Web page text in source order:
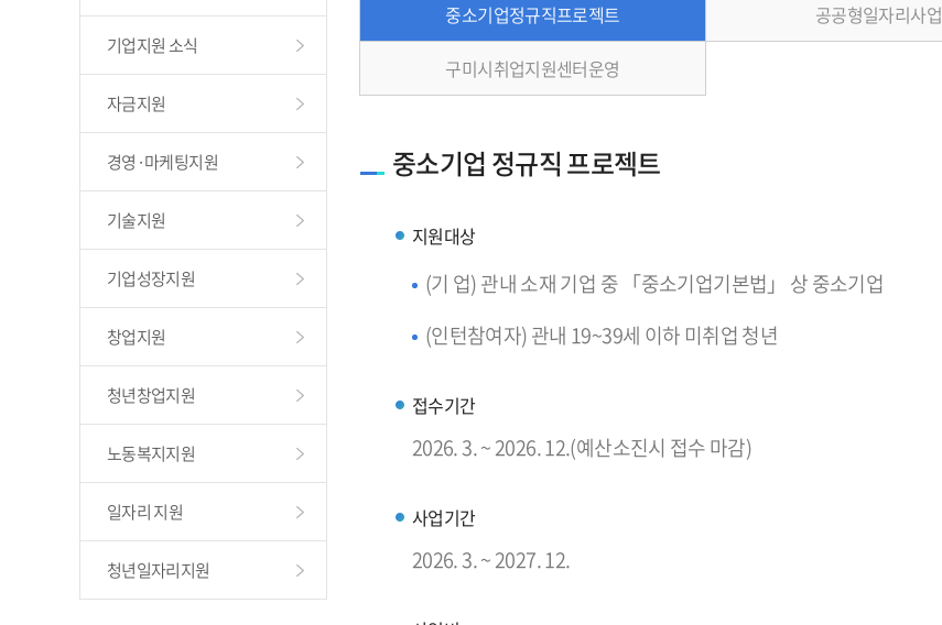
기업지원 소식
자금지원
경영·마케팅지원
기술지원
기업성장지원
창업지원
청년창업지원
노동복지지원
일자리 지원
청년일자리지원
중소기업정규직프로젝트 공공형일자리사업
구미시취업지원센터운영
중소기업 정규직 프로젝트
지원대상
(기 업) 관내 소재 기업 중 「중소기업기본법」 상 중소기업
(인턴참여자) 관내 19~39세 이하 미취업 청년
접수기간
2026. 3. ~ 2026. 12.(예산소진시 접수 마감)
사업기간
2026. 3. ~ 2027. 12.